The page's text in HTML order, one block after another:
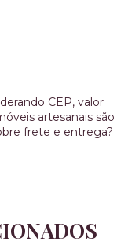
CEP, valor
artesanais são
frete e entrega?